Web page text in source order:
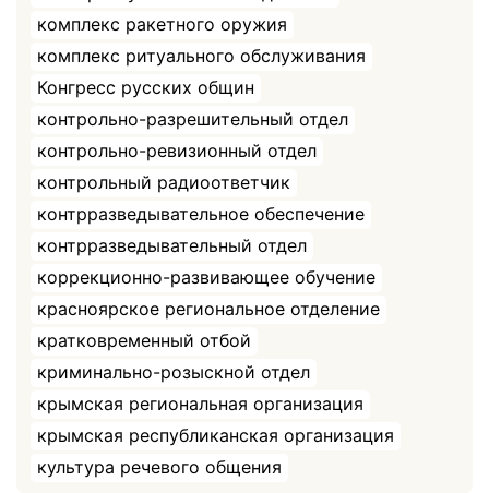
комплекс ракетного оружия
комплекс ритуального обслуживания
Конгресс русских общин
контрольно-разрешительный отдел
контрольно-ревизионный отдел
контрольный радиоответчик
контрразведывательное обеспечение
контрразведывательный отдел
коррекционно-развивающее обучение
красноярское региональное отделение
кратковременный отбой
криминально-розыскной отдел
крымская региональная организация
крымская республиканская организация
культура речевого общения